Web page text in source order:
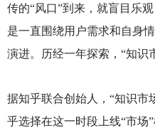
传的“风口”到来，就盲目乐
是一直围绕用户需求和自身
演进。历经一年探索，“知识
据知乎联合创始人，“知识市
乎选择在这一时段上线“市场